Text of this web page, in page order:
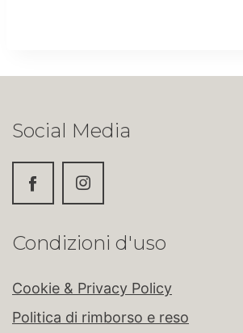
Social Media
Condizioni d'uso
Cookie & Privacy Policy
Politica di rimborso e reso